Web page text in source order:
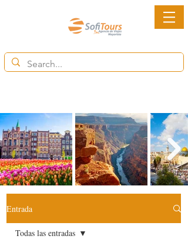
Entrada
Todas las entradas